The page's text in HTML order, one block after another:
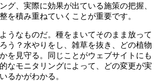
グ、実際に効果が出ている施策の把握、
を積み重ねていくことが重要です。
うなものだ。種をまいてそのまま放って
う？水やりをし、雑草を抜き、どの植物
を見守る。同じことがウェブサイトにも
なモニタリングによって、どの変更が実
るかがわかる。